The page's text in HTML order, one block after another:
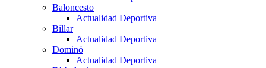
Baloncesto
Actualidad Deportiva
Billar
Actualidad Deportiva
Dominó
Actualidad Deportiva